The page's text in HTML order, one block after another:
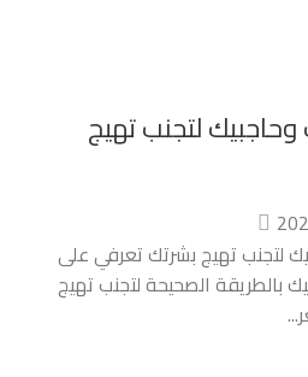
لتجنب تهيج
لتجنب تهيج بشرتك تعرفي على
بالطريقة الصحيحة لتجنب تهيج